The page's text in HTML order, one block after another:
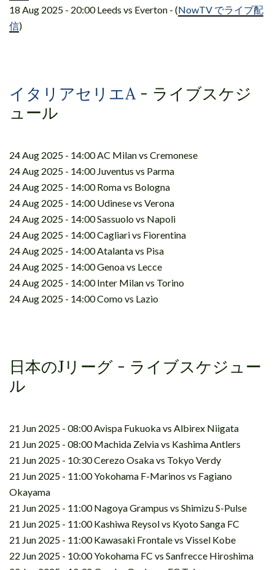
18 Aug 2025 - 20:00 Leeds vs Everton - (NowTV でライブ配
信)
イタリアセリエA - ライブスケジ
ュール
24 Aug 2025 - 14:00 AC Milan vs Cremonese
24 Aug 2025 - 14:00 Juventus vs Parma
24 Aug 2025 - 14:00 Roma vs Bologna
24 Aug 2025 - 14:00 Udinese vs Verona
24 Aug 2025 - 14:00 Sassuolo vs Napoli
24 Aug 2025 - 14:00 Cagliari vs Fiorentina
24 Aug 2025 - 14:00 Atalanta vs Pisa
24 Aug 2025 - 14:00 Genoa vs Lecce
24 Aug 2025 - 14:00 Inter Milan vs Torino
24 Aug 2025 - 14:00 Como vs Lazio
日本のJリーグ - ライブスケジュー
ル
21 Jun 2025 - 08:00 Avispa Fukuoka vs Albirex Niigata
21 Jun 2025 - 08:00 Machida Zelvia vs Kashima Antlers
21 Jun 2025 - 10:30 Cerezo Osaka vs Tokyo Verdy
21 Jun 2025 - 11:00 Yokohama F-Marinos vs Fagiano
Okayama
21 Jun 2025 - 11:00 Nagoya Grampus vs Shimizu S-Pulse
21 Jun 2025 - 11:00 Kashiwa Reysol vs Kyoto Sanga FC
21 Jun 2025 - 11:00 Kawasaki Frontale vs Vissel Kobe
22 Jun 2025 - 10:00 Yokohama FC vs Sanfrecce Hiroshima